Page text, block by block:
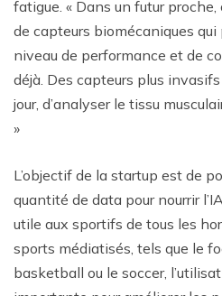
fatigue. « Dans un futur
de capteurs biomécaniques
niveau de performance et de
déjà. Des capteurs plus
jour, d’analyser le tissu
»
L’objectif de la startup est de
quantité de data pour nourrir
utile aux sportifs de tous les
sports médiatisés, tels que le
basketball ou le soccer,